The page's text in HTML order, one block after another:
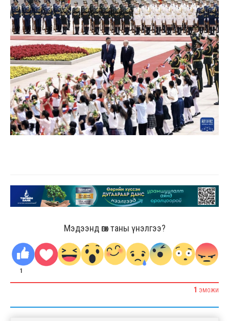
Мэдээнд өгөх таны үнэлгээ?
1
1 ЭМОЖИ